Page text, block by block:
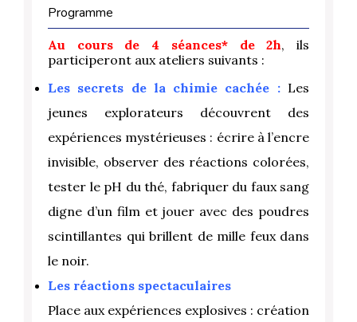
Programme
Au cours de 4 séances* de 2h, ils
participeront aux ateliers suivants :
Les secrets de la chimie cachée : Les
jeunes explorateurs découvrent des
expériences mystérieuses : écrire à l’encre
invisible, observer des réactions colorées,
tester le pH du thé, fabriquer du faux sang
digne d’un film et jouer avec des poudres
scintillantes qui brillent de mille feux dans
le noir.
Les réactions spectaculaires
Place aux expériences explosives : création